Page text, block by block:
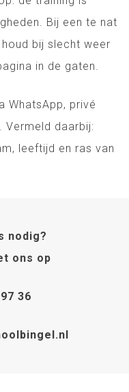
Bij een te nat
bij slecht weer
in de gaten.
WhatsApp, privé
daarbij:
leeftijd en ras van
nodig?
ons op
36